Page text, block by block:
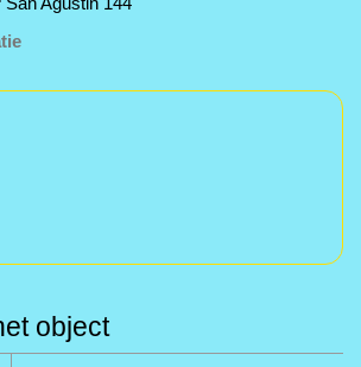
object